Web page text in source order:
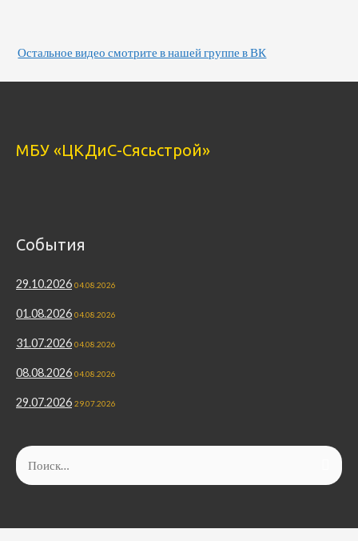
Остальное видео смотрите в нашей группе в ВК
МБУ «ЦКДиС-Сясьстрой»
События
29.10.2026 04.08.2026
01.08.2026 04.08.2026
31.07.2026 04.08.2026
08.08.2026 04.08.2026
29.07.2026 29.07.2026
Найти: